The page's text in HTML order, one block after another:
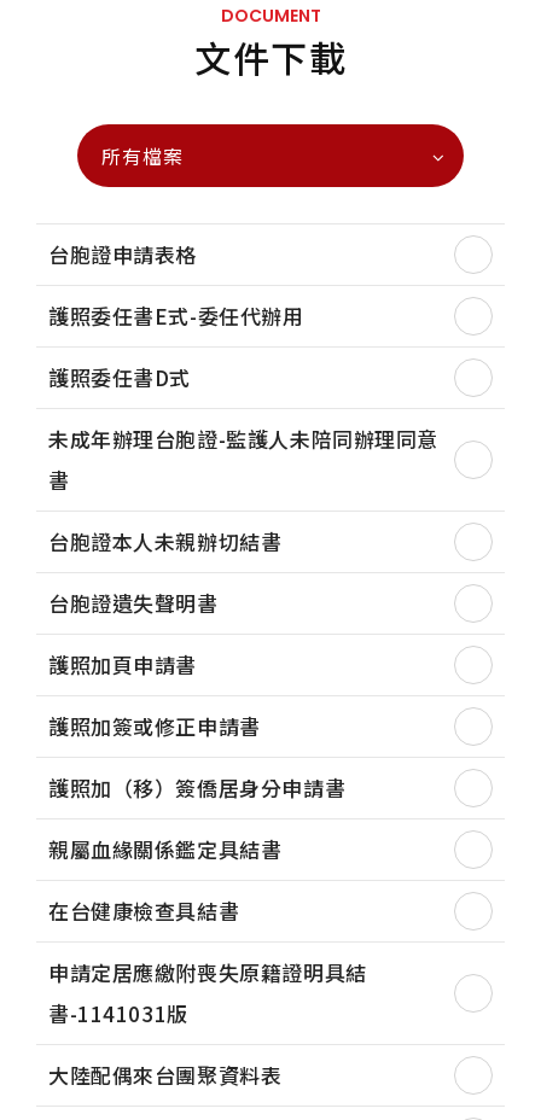
DOCUMENT
文件下載
所有檔案
台胞證申請表格
護照委任書E式-委任代辦用
護照委任書D式
未成年辦理台胞證-監護人未陪同辦理同意
書
台胞證本人未親辦切結書
台胞證遺失聲明書
護照加頁申請書
護照加簽或修正申請書
護照加（移）簽僑居身分申請書
親屬血緣關係鑑定具結書
在台健康檢查具結書
申請定居應繳附喪失原籍證明具結
書-1141031版
大陸配偶來台團聚資料表